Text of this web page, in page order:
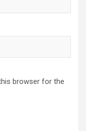
browser for the